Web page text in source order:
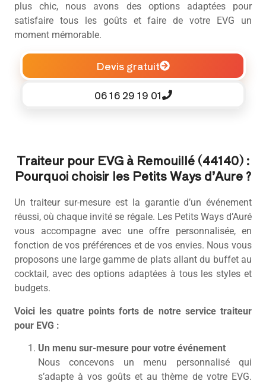
plus chic, nous avons des options adaptées pour
satisfaire tous les goûts et faire de votre EVG un
moment mémorable.
Devis gratuit
06 16 29 19 01
Traiteur pour EVG à Remouillé (44140) :
Pourquoi choisir les Petits Ways d’Aure ?
Un traiteur sur-mesure est la garantie d’un événement
réussi, où chaque invité se régale. Les Petits Ways d’Auré
vous accompagne avec une offre personnalisée, en
fonction de vos préférences et de vos envies. Nous vous
proposons une large gamme de plats allant du buffet au
cocktail, avec des options adaptées à tous les styles et
budgets.
Voici les quatre points forts de notre service traiteur
pour EVG :
Un menu sur-mesure pour votre événement
Nous concevons un menu personnalisé qui
s’adapte à vos goûts et au thème de votre EVG.